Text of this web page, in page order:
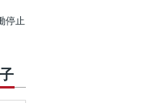
停止